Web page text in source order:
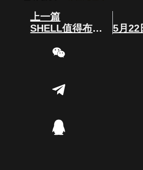
Prev
上一篇
SHELL值得布橘吗